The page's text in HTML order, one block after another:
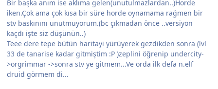
Bir başka anım ise aklıma gelen(unutulmazlardan..)Horde
iken.Çok ama çok kısa bir süre horde oynamama rağmen bir
stv baskınını unutmuyorum.(bc çıkmadan önce ..versiyon
kaçdı işte siz düşünün..)
Teee dere tepe bütün haritayi yürüyerek gezdikden sonra (lvl
33 de tanarise kadar gitmiştim :P )zeplini öğrenip undercity-
>orgrimmar ->sonra stv ye gitmem...Ve orda ilk defa n.elf
druid görmem di...